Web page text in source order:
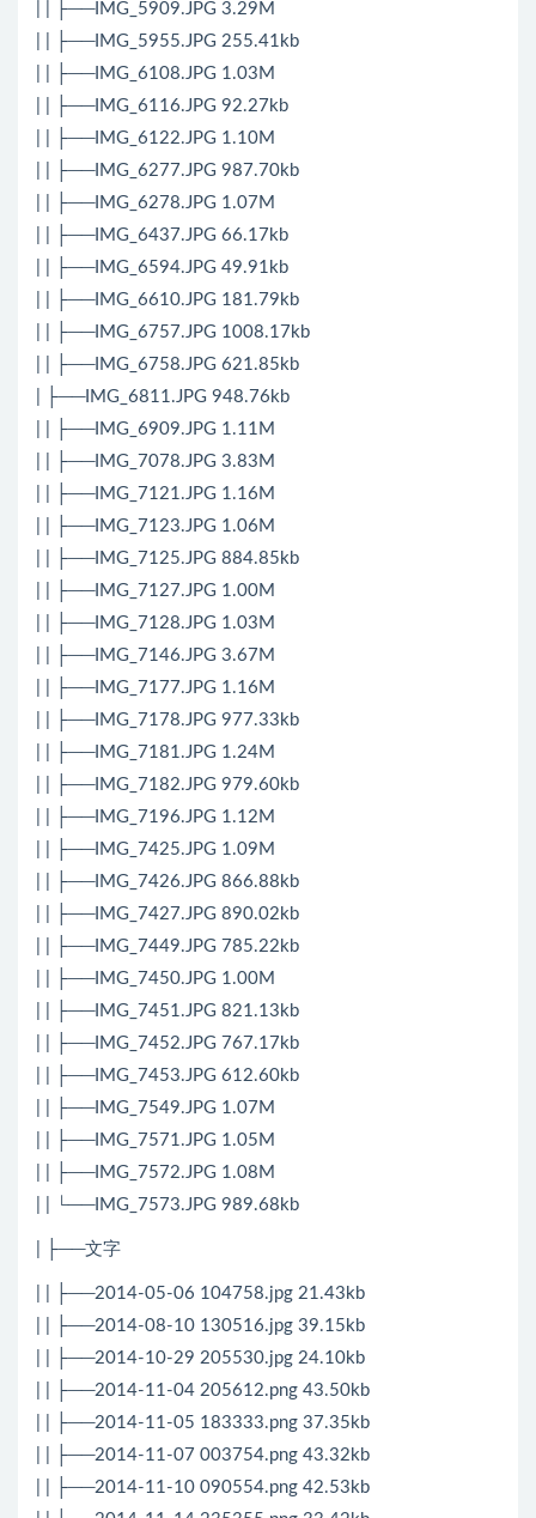
| | ├──IMG_5909.JPG 3.29M
| | ├──IMG_5955.JPG 255.41kb
| | ├──IMG_6108.JPG 1.03M
| | ├──IMG_6116.JPG 92.27kb
| | ├──IMG_6122.JPG 1.10M
| | ├──IMG_6277.JPG 987.70kb
| | ├──IMG_6278.JPG 1.07M
| | ├──IMG_6437.JPG 66.17kb
| | ├──IMG_6594.JPG 49.91kb
| | ├──IMG_6610.JPG 181.79kb
| | ├──IMG_6757.JPG 1008.17kb
| | ├──IMG_6758.JPG 621.85kb
| ├──IMG_6811.JPG 948.76kb
| | ├──IMG_6909.JPG 1.11M
| | ├──IMG_7078.JPG 3.83M
| | ├──IMG_7121.JPG 1.16M
| | ├──IMG_7123.JPG 1.06M
| | ├──IMG_7125.JPG 884.85kb
| | ├──IMG_7127.JPG 1.00M
| | ├──IMG_7128.JPG 1.03M
| | ├──IMG_7146.JPG 3.67M
| | ├──IMG_7177.JPG 1.16M
| | ├──IMG_7178.JPG 977.33kb
| | ├──IMG_7181.JPG 1.24M
| | ├──IMG_7182.JPG 979.60kb
| | ├──IMG_7196.JPG 1.12M
| | ├──IMG_7425.JPG 1.09M
| | ├──IMG_7426.JPG 866.88kb
| | ├──IMG_7427.JPG 890.02kb
| | ├──IMG_7449.JPG 785.22kb
| | ├──IMG_7450.JPG 1.00M
| | ├──IMG_7451.JPG 821.13kb
| | ├──IMG_7452.JPG 767.17kb
| | ├──IMG_7453.JPG 612.60kb
| | ├──IMG_7549.JPG 1.07M
| | ├──IMG_7571.JPG 1.05M
| | ├──IMG_7572.JPG 1.08M
| | └──IMG_7573.JPG 989.68kb
| ├──文字
| | ├──2014-05-06 104758.jpg 21.43kb
| | ├──2014-08-10 130516.jpg 39.15kb
| | ├──2014-10-29 205530.jpg 24.10kb
| | ├──2014-11-04 205612.png 43.50kb
| | ├──2014-11-05 183333.png 37.35kb
| | ├──2014-11-07 003754.png 43.32kb
| | ├──2014-11-10 090554.png 42.53kb